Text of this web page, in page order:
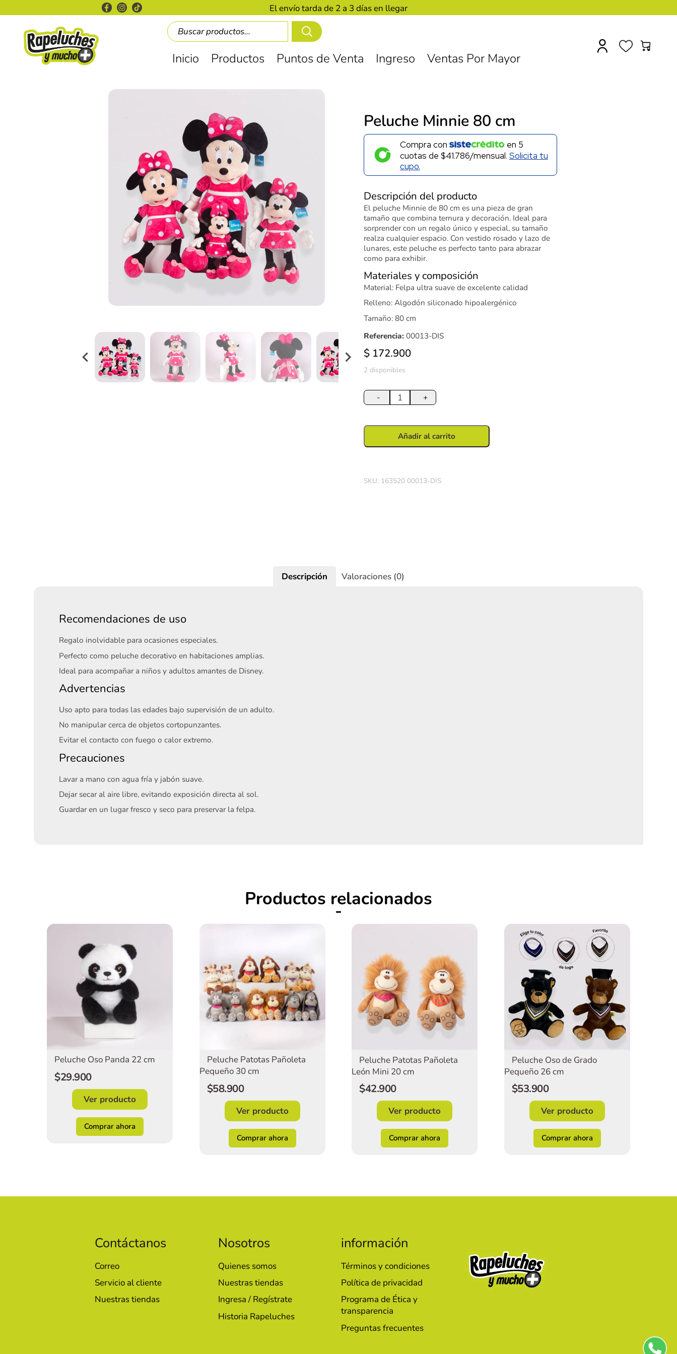
El envío tarda de 2 a 3 días en llegar
Inicio Productos Puntos de Venta Ingreso Ventas Por Mayor
0
Peluche Minnie 80 cm
Compra con en 5
cuotas de $41.786/mensual. Solicita tu
cupo.
Descripción del producto
El peluche Minnie de 80 cm es una pieza de gran
tamaño que combina ternura y decoración. Ideal para
sorprender con un regalo único y especial, su tamaño
realza cualquier espacio. Con vestido rosado y lazo de
lunares, este peluche es perfecto tanto para abrazar
como para exhibir.
Materiales y composición
Material: Felpa ultra suave de excelente calidad
Relleno: Algodón siliconado hipoalergénico
Tamaño: 80 cm
Referencia: 00013-DIS
$ 172.900
2 disponibles
-
Minnie
80
cantidad
+
Añadir al carrito
SKU: 163520 00013-DIS
Descripción Valoraciones (0)
Recomendaciones de uso
Regalo inolvidable para ocasiones especiales.
Perfecto como peluche decorativo en habitaciones amplias.
Ideal para acompañar a niños y adultos amantes de Disney.
Advertencias
Uso apto para todas las edades bajo supervisión de un adulto.
No manipular cerca de objetos cortopunzantes.
Evitar el contacto con fuego o calor extremo.
Precauciones
Lavar a mano con agua fría y jabón suave.
Dejar secar al aire libre, evitando exposición directa al sol.
Guardar en un lugar fresco y seco para preservar la felpa.
Productos relacionados
Peluche Oso Panda 22 cm
$29.900
Ver producto
Comprar ahora
Peluche Patotas Pañoleta
Pequeño 30 cm
$58.900
Ver producto
Comprar ahora
Peluche Patotas Pañoleta
León Mini 20 cm
$42.900
Ver producto
Comprar ahora
Peluche Oso de Grado
Pequeño 26 cm
$53.900
Ver producto
Comprar ahora
Contáctanos
Correo
Servicio al cliente
Nuestras tiendas
Nosotros
Quienes somos
Nuestras tiendas
Ingresa / Regístrate
Historia Rapeluches
información
Términos y condiciones
Política de privacidad
Programa de Ética y
transparencia
Preguntas frecuentes
Iniciar sesión